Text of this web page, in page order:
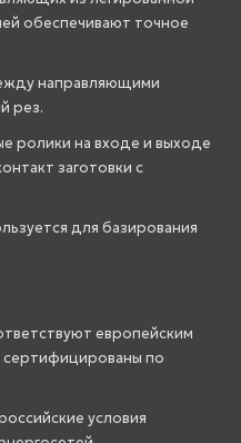
обеспечивают точное
направляющими
рез.
ролики на входе и выходе
заготовки с
для базирования
европейским
сертифицированы по
условия